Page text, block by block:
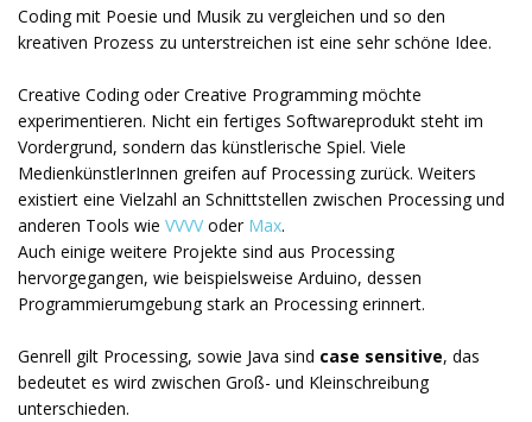
Coding mit Poesie und Musik zu vergleichen und so den
kreativen Prozess zu unterstreichen ist eine sehr schöne Idee.
Creative Coding oder Creative Programming möchte
experimentieren. Nicht ein fertiges Softwareprodukt steht im
Vordergrund, sondern das künstlerische Spiel. Viele
MedienkünstlerInnen greifen auf Processing zurück. Weiters
existiert eine Vielzahl an Schnittstellen zwischen Processing und
anderen Tools wie VVVVoder Max.
Auch einige weitere Projekte sind aus Processing
hervorgegangen, wie beispielsweise Arduino, dessen
Programmierumgebung stark an Processing erinnert.
Genrell gilt Processing, sowie Java sind case sensitive, das
bedeutet es wird zwischen Groß- und Kleinschreibung
unterschieden.